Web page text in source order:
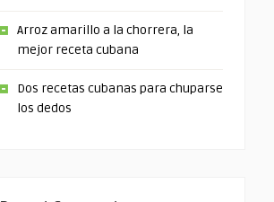
Arroz amarillo a la chorrera, la
mejor receta cubana
Dos recetas cubanas para chuparse
los dedos